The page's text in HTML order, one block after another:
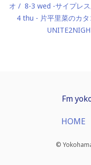
オ
8-3 wed -サイプレ
4 thu - 片平里菜のカ
Fm
HOME
©